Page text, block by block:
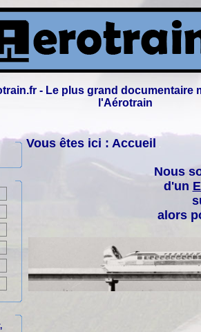
- Le plus grand documentaire
l'Aérotrain
Vous êtes ici : Accueil
Nous
d'un
alors